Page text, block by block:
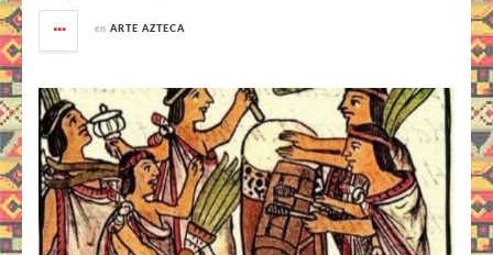
en ARTE AZTECA